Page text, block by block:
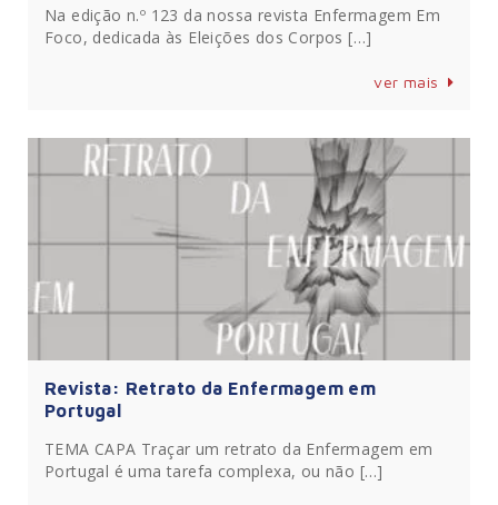
Na edição n.º 123 da nossa revista Enfermagem Em
Foco, dedicada às Eleições dos Corpos […]
ver mais
Revista: Retrato da Enfermagem em
Portugal
TEMA CAPA Traçar um retrato da Enfermagem em
Portugal é uma tarefa complexa, ou não […]